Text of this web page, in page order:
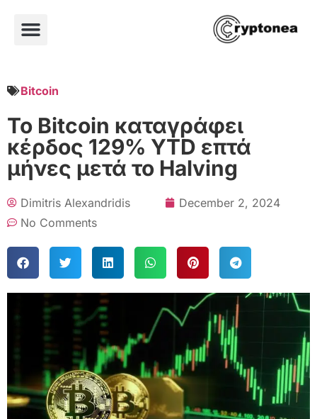
Bitcoin
Το Bitcoin καταγράφει
κέρδος 129% YTD επτά
μήνες μετά το Halving
Dimitris Alexandridis
December 2, 2024
No Comments